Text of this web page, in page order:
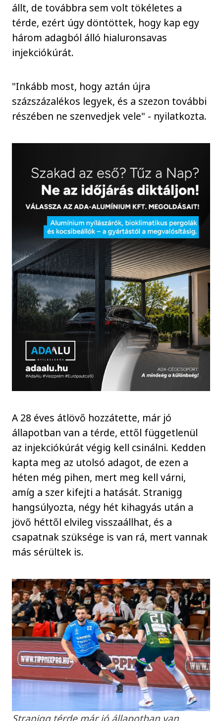
állt, de továbbra sem volt tökéletes a
térde, ezért úgy döntöttek, hogy kap egy
három adagból álló hialuronsavas
injekciókúrát.
"Inkább most, hogy aztán újra
százszázalékos legyek, és a szezon további
részében ne szenvedjek vele" - nyilatkozta.
A 28 éves átlövő hozzátette, már jó
állapotban van a térde, ettől függetlenül
az injekciókúrát végig kell csinálni. Kedden
kapta meg az utolsó adagot, de ezen a
héten még pihen, mert meg kell várni,
amíg a szer kifejti a hatását. Stranigg
hangsúlyozta, négy hét kihagyás után a
jövő héttől elvileg visszaállhat, és a
csapatnak szüksége is van rá, mert vannak
más sérültek is.
Stranigg térde már jó állapotban van